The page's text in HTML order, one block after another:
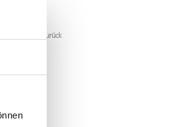
Geld zurück